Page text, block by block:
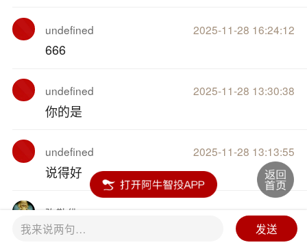
undefined 2025-11-28 16:24:12
666
undefined 2025-11-28 13:30:38
你的是
undefined 2025-11-28 13:13:55
说得好
弥勒佛 2025-09-11 16:32:04
8
我来说两句… 发送